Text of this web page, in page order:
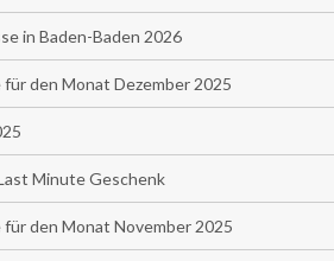
in Baden-Baden 2026
den Monat Dezember 2025
Minute Geschenk
den Monat November 2025